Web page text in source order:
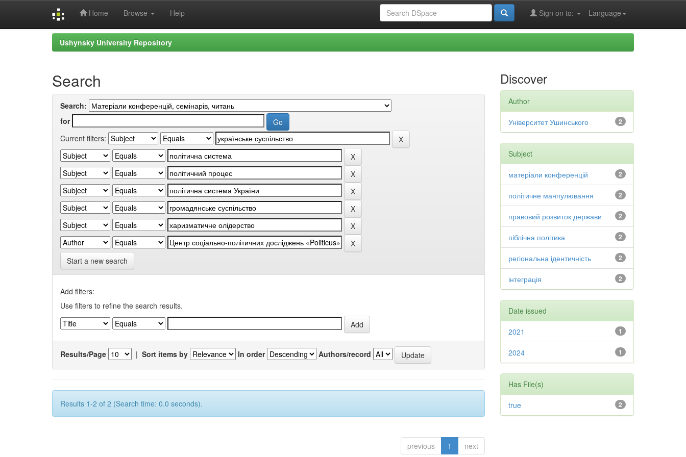
Home Browse Help Language
Sign on to:
Ushynsky University Repository
Search
Search:
for
Current filters:
Start a new search
Add filters:
Use filters to refine the search results.
Results/Page | Sort items by In order Authors/record
Results 1-2 of 2 (Search time: 0.0 seconds).
previous 1 next
Discover
Author
2
Університет Ушинського
Subject
2
матеріали конференцій
2
політичне манпулювання
2
правовий розвиток держави
2
піблічна політика
2
регіональна ідентичність
2
інтеграція
Date issued
1
2021
1
2024
Has File(s)
2
true